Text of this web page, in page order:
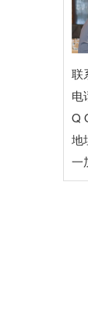
联
电
Q
地
一